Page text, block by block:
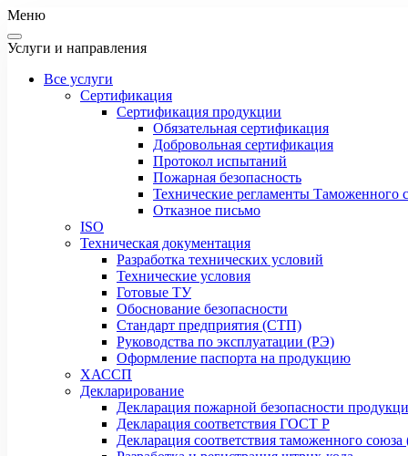
Меню
Услуги и направления
Все услуги
Сертификация
Сертификация продукции
Обязательная сертификация
Добровольная сертификация
Протокол испытаний
Пожарная безопасность
Технические регламенты Таможенного
Отказное письмо
ISO
Техническая документация
Разработка технических условий
Технические условия
Готовые ТУ
Обоснование безопасности
Стандарт предприятия (СТП)
Руководства по эксплуатации (РЭ)
Оформление паспорта на продукцию
ХАССП
Декларирование
Декларация пожарной безопасности
Декларация соответствия ГОСТ Р
Декларация соответствия таможенного